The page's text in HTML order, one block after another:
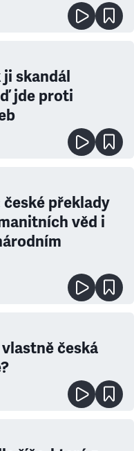
skandál
jde proti
české překlady
věd i
česká